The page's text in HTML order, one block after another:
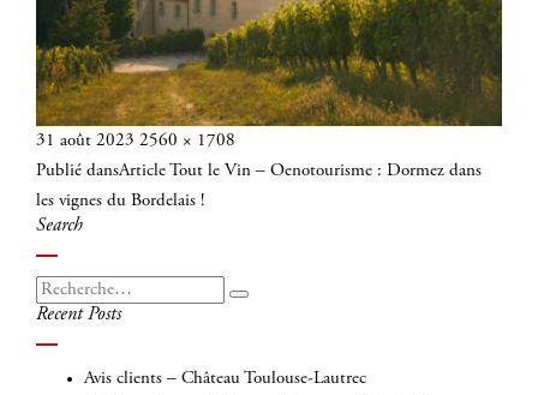
Publié
le
31 août 2023 Taille
réelle
2560 × 1708
Navigation
l’article
Publié dansArticle Tout le Vin – Oenotourisme : Dormez dans
les vignes du Bordelais !
Search
Recherche
pour
:
Recherche
Recent Posts
Avis clients – Château Toulouse-Lautrec